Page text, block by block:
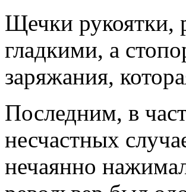
Щечки рукоятки,
гладкими, а
заряжания,
Последним, в
несчастных
нечаянно